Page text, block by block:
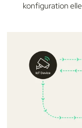
konfiguration